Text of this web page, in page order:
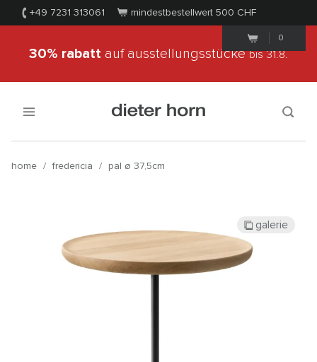
+49 7231 313061 mindestbestellwert 500 CHF
0
30% rabatt auf ausstellungsstückebis 31.8.
home / fredericia / pal ø 37,5cm
galerie